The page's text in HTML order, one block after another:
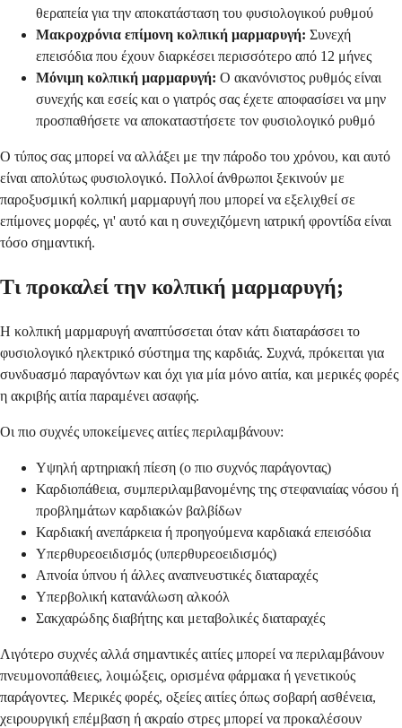
θεραπεία για την αποκατάσταση του φυσιολογικού ρυθμού
Μακροχρόνια επίμονη κολπική μαρμαρυγή: Συνεχή
επεισόδια που έχουν διαρκέσει περισσότερο από 12 μήνες
Μόνιμη κολπική μαρμαρυγή: Ο ακανόνιστος ρυθμός είναι
συνεχής και εσείς και ο γιατρός σας έχετε αποφασίσει να μην
προσπαθήσετε να αποκαταστήσετε τον φυσιολογικό ρυθμό
Ο τύπος σας μπορεί να αλλάξει με την πάροδο του χρόνου, και αυτό
είναι απολύτως φυσιολογικό. Πολλοί άνθρωποι ξεκινούν με
παροξυσμική κολπική μαρμαρυγή που μπορεί να εξελιχθεί σε
επίμονες μορφές, γι' αυτό και η συνεχιζόμενη ιατρική φροντίδα είναι
τόσο σημαντική.
Τι προκαλεί την κολπική μαρμαρυγή;
Η κολπική μαρμαρυγή αναπτύσσεται όταν κάτι διαταράσσει το
φυσιολογικό ηλεκτρικό σύστημα της καρδιάς. Συχνά, πρόκειται για
συνδυασμό παραγόντων και όχι για μία μόνο αιτία, και μερικές φορές
η ακριβής αιτία παραμένει ασαφής.
Οι πιο συχνές υποκείμενες αιτίες περιλαμβάνουν:
Υψηλή αρτηριακή πίεση (ο πιο συχνός παράγοντας)
Καρδιοπάθεια, συμπεριλαμβανομένης της στεφανιαίας νόσου ή
προβλημάτων καρδιακών βαλβίδων
Καρδιακή ανεπάρκεια ή προηγούμενα καρδιακά επεισόδια
Υπερθυρεοειδισμός (υπερθυρεοειδισμός)
Απνοία ύπνου ή άλλες αναπνευστικές διαταραχές
Υπερβολική κατανάλωση αλκοόλ
Σακχαρώδης διαβήτης και μεταβολικές διαταραχές
Λιγότερο συχνές αλλά σημαντικές αιτίες μπορεί να περιλαμβάνουν
πνευμονοπάθειες, λοιμώξεις, ορισμένα φάρμακα ή γενετικούς
παράγοντες. Μερικές φορές, οξείες αιτίες όπως σοβαρή ασθένεια,
χειρουργική επέμβαση ή ακραίο στρες μπορεί να προκαλέσουν